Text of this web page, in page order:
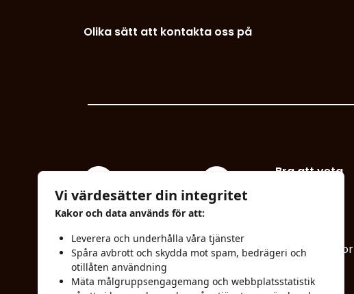
Olika sätt att kontakta oss på
Gjutargatan, N.
Industriområdet
Box 740, 781 27 Borlänge
info@maserfrakt.se
Bra att veta
leveransvillkor
Reklamation
Vi värdesätter din integritet
Kakor och data används för att:
Leverera och underhålla våra tjänster
Spåra avbrott och skydda mot spam, bedrägeri och
otillåten användning
Mäta målgruppsengagemang och webbplatsstatistik